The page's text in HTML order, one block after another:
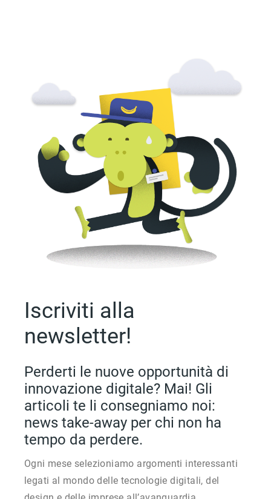
Iscriviti alla
newsletter!
Perderti le nuove opportunità di
innovazione digitale? Mai! Gli
articoli te li consegniamo noi:
news take-away per chi non ha
tempo da perdere.
Ogni mese selezioniamo argomenti interessanti
legati al mondo delle tecnologie digitali, del